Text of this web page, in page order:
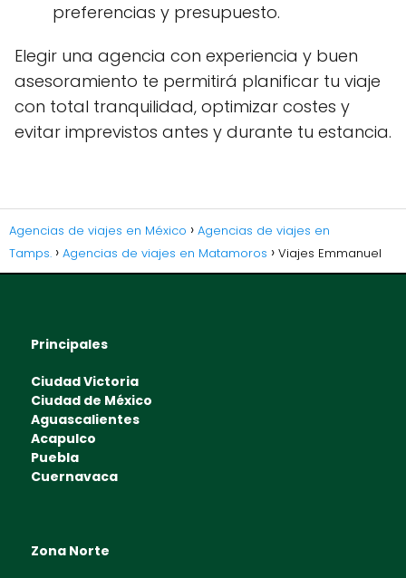
preferencias y presupuesto.
Elegir una agencia con experiencia y buen
asesoramiento te permitirá planificar tu viaje
con total tranquilidad, optimizar costes y
evitar imprevistos antes y durante tu estancia.
Agencias de viajes en México
Agencias de viajes en
Tamps.
Agencias de viajes en Matamoros Viajes Emmanuel
Principales
Ciudad Victoria
Ciudad de México
Aguascalientes
Acapulco
Puebla
Cuernavaca
Zona Norte